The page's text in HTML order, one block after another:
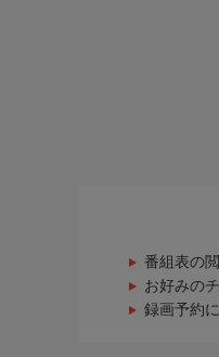
番組表の
お好みの
録画予約